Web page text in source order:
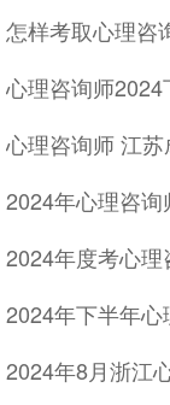
怎样考取心理咨
心理咨询师
心理咨询师 江
2024年心理咨询
2024年度考心
2024年下半年
2024年8月浙江